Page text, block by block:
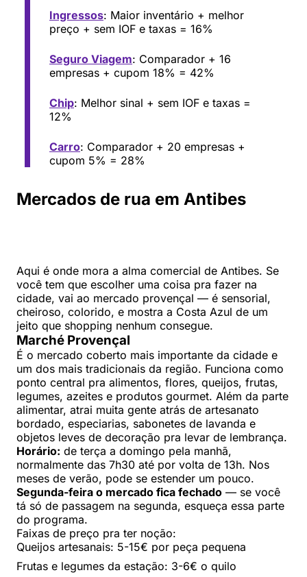
Ingressos: Maior inventário + melhor
preço + sem IOF e taxas = 16%
Seguro Viagem: Comparador + 16
empresas + cupom 18% = 42%
Chip: Melhor sinal + sem IOF e taxas =
12%
Carro: Comparador + 20 empresas +
cupom 5% = 28%
Mercados de rua em Antibes
Aqui é onde mora a alma comercial de Antibes. Se
você tem que escolher uma coisa pra fazer na
cidade, vai ao mercado provençal — é sensorial,
cheiroso, colorido, e mostra a Costa Azul de um
jeito que shopping nenhum consegue.
Marché Provençal
É o mercado coberto mais importante da cidade e
um dos mais tradicionais da região. Funciona como
ponto central pra alimentos, flores, queijos, frutas,
legumes, azeites e produtos gourmet. Além da parte
alimentar, atrai muita gente atrás de artesanato
bordado, especiarias, sabonetes de lavanda e
objetos leves de decoração pra levar de lembrança.
Horário: de terça a domingo pela manhã,
normalmente das 7h30 até por volta de 13h. Nos
meses de verão, pode se estender um pouco.
Segunda-feira o mercado fica fechado — se você
tá só de passagem na segunda, esqueça essa parte
do programa.
Faixas de preço pra ter noção:
Queijos artesanais: 5-15€ por peça pequena
Frutas e legumes da estação: 3-6€ o quilo